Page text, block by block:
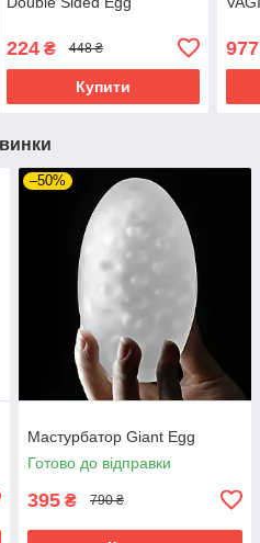
224₴ 448 ₴
Купити
977
–50%
Мастурбатор Giant Egg
Готово до відправки
395 ₴ 790 ₴